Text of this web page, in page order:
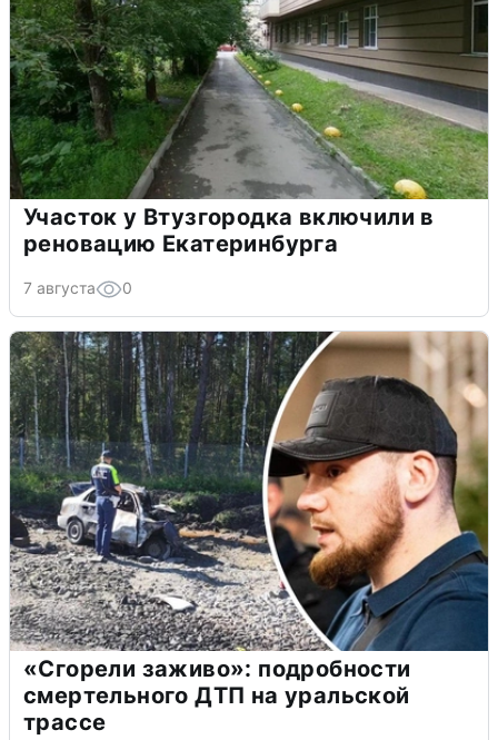
Участок у Втузгородка включили в
реновацию Екатеринбурга
7 августа 0
«Сгорели заживо»: подробности
смертельного ДТП на уральской
трассе